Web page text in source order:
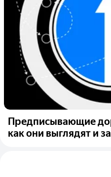
Предписывающие
как они выглядят и